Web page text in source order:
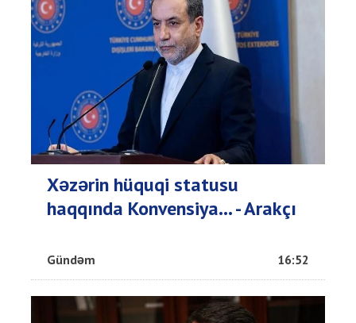
Xəzərin hüquqi statusu
haqqında Konvensiya... - Arakçı
Gündəm 16:52